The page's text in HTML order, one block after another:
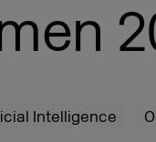
Intelligence